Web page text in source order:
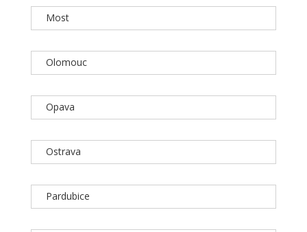
Most
Olomouc
Opava
Ostrava
Pardubice